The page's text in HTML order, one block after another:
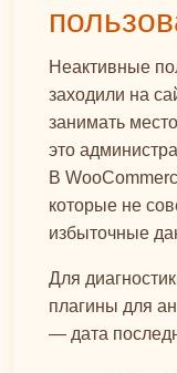
Неактивные
заходили на
занимать
это
В
которые не
избыточные
Для
плагины для
— дата